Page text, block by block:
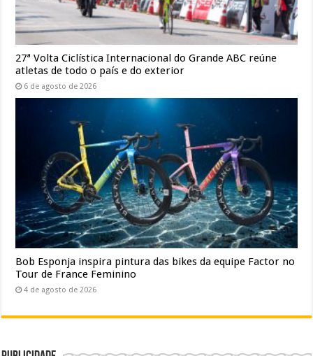
27ª Volta Ciclística Internacional do Grande ABC reúne
atletas de todo o país e do exterior
6 de agosto de 2026
Bob Esponja inspira pintura das bikes da equipe Factor no
Tour de France Feminino
4 de agosto de 2026